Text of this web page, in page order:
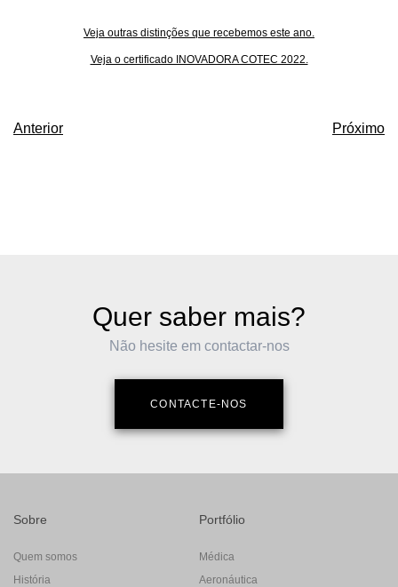
Veja outras distinções que recebemos este ano.
Veja o certificado INOVADORA COTEC 2022.
Anterior Próximo
Quer saber mais?
Não hesite em contactar-nos
CONTACTE-NOS
Sobre
Quem somos
História
Portfólio
Médica
Aeronáutica